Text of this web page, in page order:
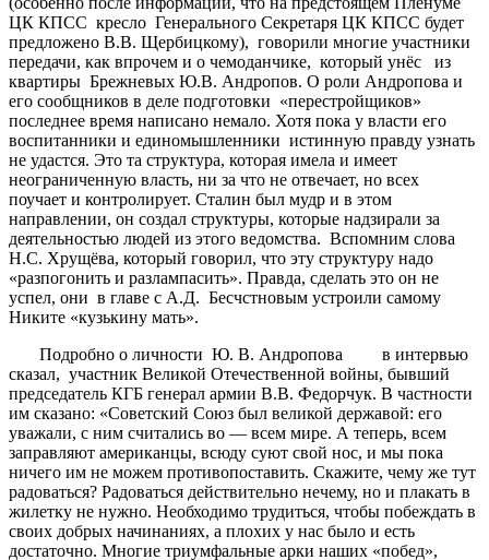
ЦК КПСС кресло Генерального Секретаря ЦК КПСС будет
предложено В.В. Щербицкому), говорили многие участники
передачи, как впрочем и о чемоданчике, который унёс из
квартиры Брежневых Ю.В. Андропов. О роли Андропова и
его сообщников в деле подготовки «перестройщиков»
последнее время написано немало. Хотя пока у власти его
воспитанники и единомышленники истинную правду узнать
не удастся. Это та структура, которая имела и имеет
неограниченную власть, ни за что не отвечает, но всех
поучает и контролирует. Сталин был мудр и в этом
направлении, он создал структуры, которые надзирали за
деятельностью людей из этого ведомства. Вспомним слова
Н.С. Хрущёва, который говорил, что эту структуру надо
«разпогонить и разлампасить». Правда, сделать это он не
успел, они в главе с А.Д. Бесчстновым устроили самому
Никите «кузькину мать».
Подробно о личности Ю. В. Андропова в интервью
сказал, участник Великой Отечественной войны, бывший
председатель КГБ генерал армии В.В. Федорчук. В частности
им сказано: «Советский Союз был великой державой: его
уважали, с ним считались во — всем мире. А теперь, всем
заправляют американцы, всюду суют свой нос, и мы пока
ничего им не можем противопоставить. Скажите, чему же тут
радоваться? Радоваться действительно нечему, но и плакать в
жилетку не нужно. Необходимо трудиться, чтобы побеждать в
своих добрых начинаниях, а плохих у нас было и есть
достаточно. Многие триумфальные арки наших «побед»,